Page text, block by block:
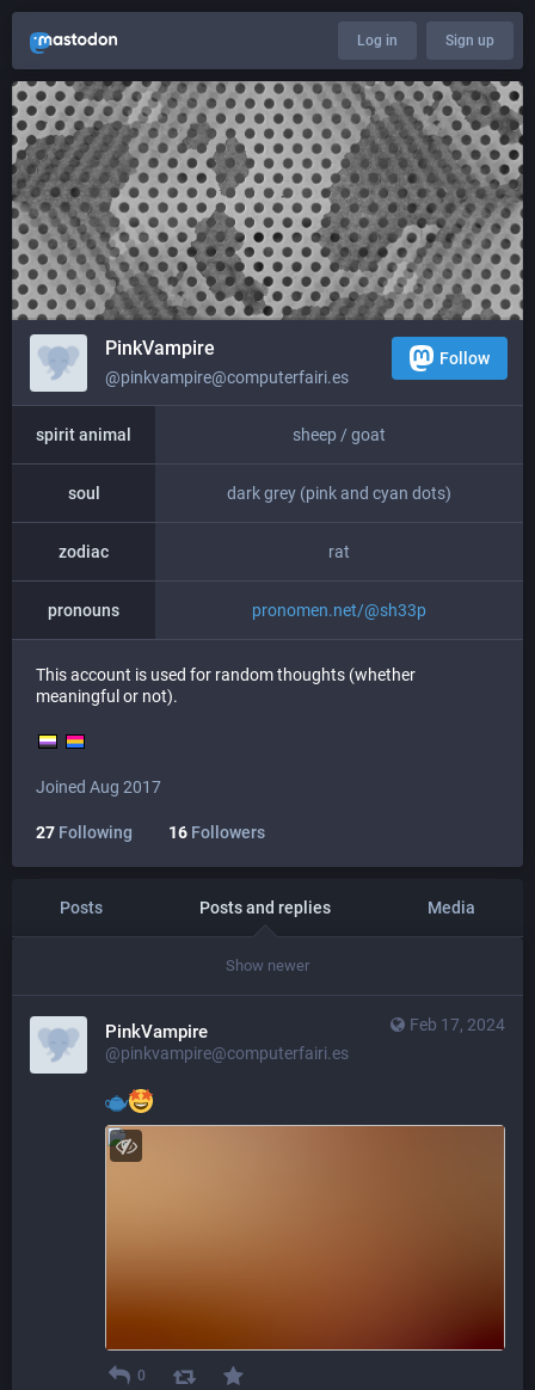
Log in Sign up
PinkVampire
@pinkvampire@computerfairi.es
Follow
spirit animal sheep / goat
soul dark grey (pink and cyan dots)
zodiac rat
pronouns pronomen.net/@sh33p
This account is used for random thoughts (whether
meaningful or not).
Joined Aug 2017
27 Following 16 Followers
Posts Posts and replies Media
Show newer
Feb 17, 2024
PinkVampire
@pinkvampire@computerfairi.es
0